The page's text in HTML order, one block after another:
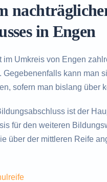
in Engen
Umkreis von Engen
kann man
sofern man bislang über
ist der
für den weiteren
über der mittleren Reife